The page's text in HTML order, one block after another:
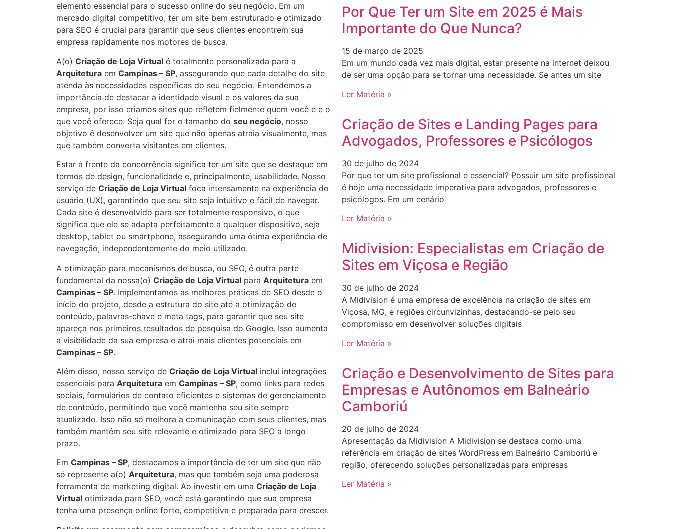
elemento essencial para o sucesso online do seu negócio. Em um
mercado digital competitivo, ter um site bem estruturado e otimizado
para SEO é crucial para garantir que seus clientes encontrem sua
empresa rapidamente nos motores de busca.
A(o) Criação de Loja Virtual é totalmente personalizada para a
Arquitetura em Campinas – SP, assegurando que cada detalhe do site
atenda às necessidades específicas do seu negócio. Entendemos a
importância de destacar a identidade visual e os valores da sua
empresa, por isso criamos sites que refletem fielmente quem você é e o
que você oferece. Seja qual for o tamanho do seu negócio, nosso
objetivo é desenvolver um site que não apenas atraia visualmente, mas
que também converta visitantes em clientes.
Estar à frente da concorrência significa ter um site que se destaque em
termos de design, funcionalidade e, principalmente, usabilidade. Nosso
serviço de Criação de Loja Virtual foca intensamente na experiência do
usuário (UX), garantindo que seu site seja intuitivo e fácil de navegar.
Cada site é desenvolvido para ser totalmente responsivo, o que
significa que ele se adapta perfeitamente a qualquer dispositivo, seja
desktop, tablet ou smartphone, assegurando uma ótima experiência de
navegação, independentemente do meio utilizado.
A otimização para mecanismos de busca, ou SEO, é outra parte
fundamental da nossa(o) Criação de Loja Virtual para Arquitetura em
Campinas – SP. Implementamos as melhores práticas de SEO desde o
início do projeto, desde a estrutura do site até a otimização de
conteúdo, palavras-chave e meta tags, para garantir que seu site
apareça nos primeiros resultados de pesquisa do Google. Isso aumenta
a visibilidade da sua empresa e atrai mais clientes potenciais em
Campinas – SP.
Além disso, nosso serviço de Criação de Loja Virtual inclui integrações
essenciais para Arquitetura em Campinas – SP, como links para redes
sociais, formulários de contato eficientes e sistemas de gerenciamento
de conteúdo, permitindo que você mantenha seu site sempre
atualizado. Isso não só melhora a comunicação com seus clientes, mas
também mantém seu site relevante e otimizado para SEO a longo
prazo.
Em Campinas – SP, destacamos a importância de ter um site que não
só represente a(o) Arquitetura, mas que também seja uma poderosa
ferramenta de marketing digital. Ao investir em uma Criação de Loja
Virtual otimizada para SEO, você está garantindo que sua empresa
tenha uma presença online forte, competitiva e preparada para crescer.
Por Que Ter um Site em 2025 é Mais
Importante do Que Nunca?
15 de março de 2025
Em um mundo cada vez mais digital, estar presente na internet deixou
de ser uma opção para se tornar uma necessidade. Se antes um site
Ler Matéria »
Criação de Sites e Landing Pages para
Advogados, Professores e Psicólogos
30 de julho de 2024
Por que ter um site profissional é essencial? Possuir um site profissional
é hoje uma necessidade imperativa para advogados, professores e
psicólogos. Em um cenário
Ler Matéria »
Midivision: Especialistas em Criação de
Sites em Viçosa e Região
30 de julho de 2024
A Midivision é uma empresa de excelência na criação de sites em
Viçosa, MG, e regiões circunvizinhas, destacando-se pelo seu
compromisso em desenvolver soluções digitais
Ler Matéria »
Criação e Desenvolvimento de Sites para
Empresas e Autônomos em Balneário
Camboriú
20 de julho de 2024
Apresentação da Midivision A Midivision se destaca como uma
referência em criação de sites WordPress em Balneário Camboriú e
região, oferecendo soluções personalizadas para empresas
Ler Matéria »